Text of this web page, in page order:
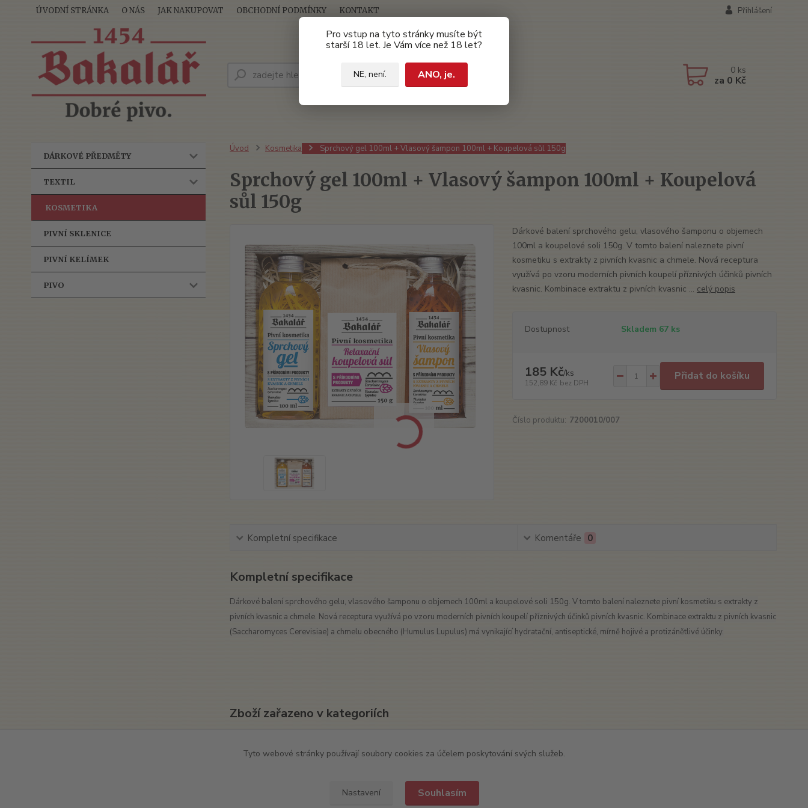
Pro vstup na tyto stránky musíte být
starší 18 let. Je Vám více než 18 let?
NE, není. ANO, je.
ÚVODNÍ STRÁNKA O NÁS JAK NAKUPOVAT OBCHODNÍ PODMÍNKY KONTAKT Přihlášení
Hledat 0 ks
za 0 Kč
DÁRKOVÉ PŘEDMĚTY
TEXTIL
KOSMETIKA
PIVNÍ SKLENICE
PIVNÍ KELÍMEK
PIVO
Úvod Kosmetika Sprchový gel 100ml + Vlasový šampon 100ml + Koupelová sůl 150g
Sprchový gel 100ml + Vlasový šampon 100ml + Koupelová
sůl 150g
Dárkové balení sprchového gelu, vlasového šamponu o objemech
100ml a koupelové soli 150g. V tomto balení naleznete pivní
kosmetiku s extrakty z pivních kvasnic a chmele. Nová receptura
využívá po vzoru moderních pivních koupelí příznivých účinků pivních
kvasnic. Kombinace extraktu z pivních kvasnic ... celý popis
Dostupnost Skladem 67 ks
185 Kč/ks
152,89 Kč bez DPH
Přidat do košíku
Číslo produktu: 7200010/007
Kompletní specifikace Komentáře 0
Kompletní specifikace
Dárkové balení sprchového gelu, vlasového šamponu o objemech 100ml a koupelové soli 150g. V tomto balení naleznete pivní kosmetiku s extrakty z
pivních kvasnic a chmele. Nová receptura využívá po vzoru moderních pivních koupelí příznivých účinků pivních kvasnic. Kombinace extraktu z pivních kvasnic
(Saccharomyces Cerevisiae) a chmelu obecného (Humulus Lupulus) má vynikající hydratační, antiseptické, mírně hojivé a protizánětlivé účinky.
Zboží zařazeno v kategoriích
Tyto webové stránky používají soubory cookies za účelem poskytování svých služeb.
Nastavení Souhlasím